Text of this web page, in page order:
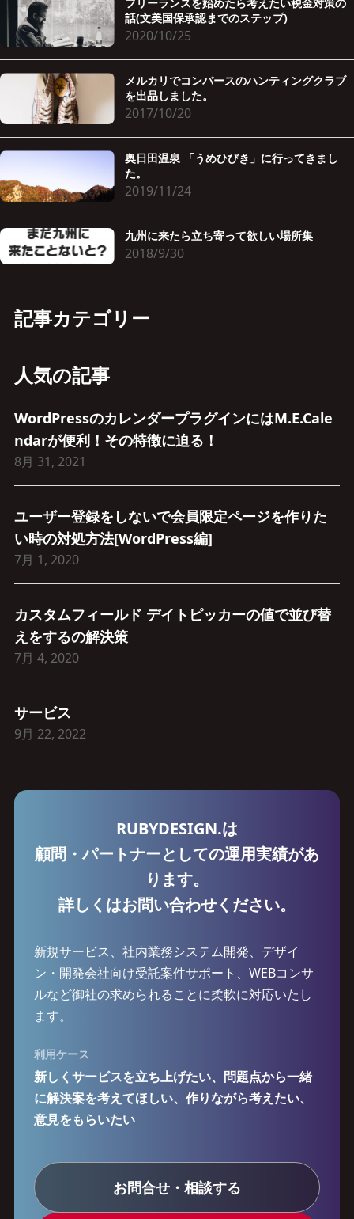
フリーランスを始めたら考えたい税金対策の
話(文美国保承認までのステップ)
2020/10/25
メルカリでコンバースのハンティングクラブ
を出品しました。
2017/10/20
奥日田温泉 「うめひびき」に行ってきまし
た。
2019/11/24
九州に来たら立ち寄って欲しい場所集
2018/9/30
記事カテゴリー
人気の記事
WordPressのカレンダープラグインにはM.E.Cale
ndarが便利！その特徴に迫る！
8月 31, 2021
ユーザー登録をしないで会員限定ページを作りた
い時の対処方法[WordPress編]
7月 1, 2020
カスタムフィールド デイトピッカーの値で並び替
えをするの解決策
7月 4, 2020
サービス
9月 22, 2022
RUBYDESIGN.は
顧問・パートナーとしての運用実績があ
ります。
詳しくはお問い合わせください。
新規サービス、社内業務システム開発、デザイ
ン・開発会社向け受託案件サポート、WEBコンサ
ルなど御社の求められることに柔軟に対応いたし
ます。
利用ケース
新しくサービスを立ち上げたい、問題点から一緒
に解決案を考えてほしい、作りながら考えたい、
意見をもらいたい
お問合せ・相談する